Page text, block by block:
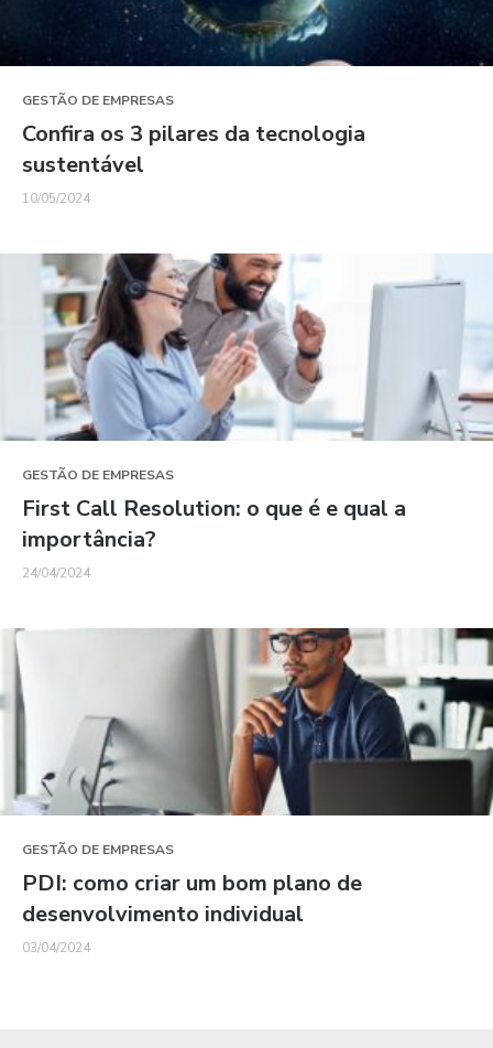
GESTÃO DE EMPRESAS
Confira os 3 pilares da tecnologia
sustentável
10/05/2024
GESTÃO DE EMPRESAS
First Call Resolution: o que é e qual a
importância?
24/04/2024
GESTÃO DE EMPRESAS
PDI: como criar um bom plano de
desenvolvimento individual
03/04/2024